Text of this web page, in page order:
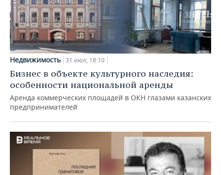
Недвижимость 31 июл, 18:10
Бизнес в объекте культурного наследия:
особенности национальной аренды
Аренда коммерческих площадей в ОКН глазами казанских
предпринимателей